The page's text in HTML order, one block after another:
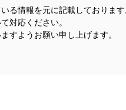
る情報を元に記載しております
対応ください。
すようお願い申し上げます。